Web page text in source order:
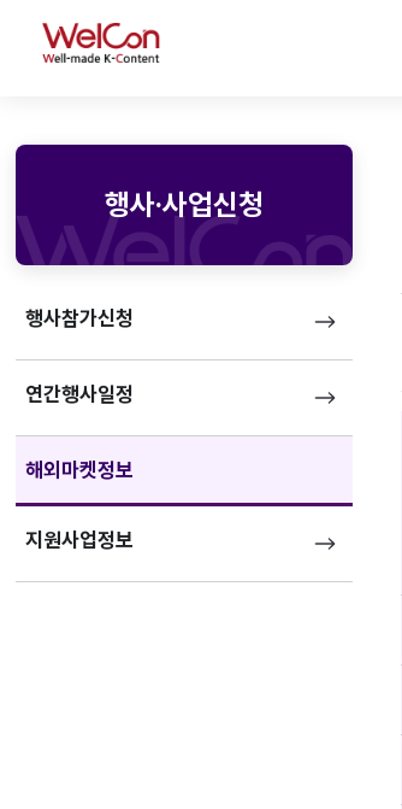
WelCon
행사·사업신청
행사참가신청
연간행사일정
해외마켓정보
지원사업정보